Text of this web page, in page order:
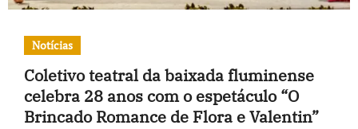
Notícias
Coletivo teatral da baixada fluminense
celebra 28 anos com o espetáculo “O
Brincado Romance de Flora e Valentin”